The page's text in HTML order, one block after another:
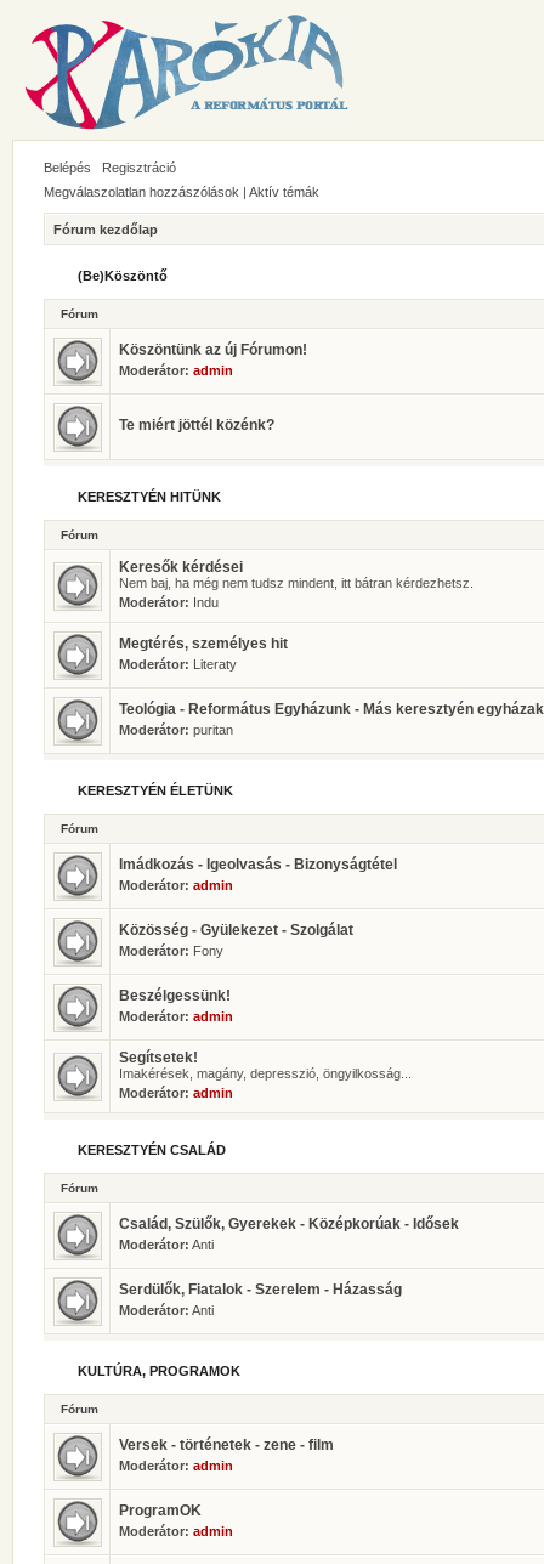
Belépés
Regisztráció
Megválaszolatlan hozzászólások | Aktív témák
Fórum kezdőlap
(Be)Köszöntő
Fórum
Köszöntünk az új Fórumon!
Moderátor: admin
Te miért jöttél közénk?
KERESZTYÉN HITÜNK
Fórum
Keresők kérdései
Nem baj, ha még nem tudsz mindent, itt bátran kérdezhetsz.
Moderátor: Indu
Megtérés, személyes hit
Moderátor: Literaty
Teológia - Református Egyházunk - Más keresztyén egyházak
Moderátor: puritan
KERESZTYÉN ÉLETÜNK
Fórum
Imádkozás - Igeolvasás - Bizonyságtétel
Moderátor: admin
Közösség - Gyülekezet - Szolgálat
Moderátor: Fony
Beszélgessünk!
Moderátor: admin
Segítsetek!
Imakérések, magány, depresszió, öngyilkosság...
Moderátor: admin
KERESZTYÉN CSALÁD
Fórum
Család, Szülők, Gyerekek - Középkorúak - Idősek
Moderátor: Anti
Serdülők, Fiatalok - Szerelem - Házasság
Moderátor: Anti
KULTÚRA, PROGRAMOK
Fórum
Versek - történetek - zene - film
Moderátor: admin
ProgramOK
Moderátor: admin